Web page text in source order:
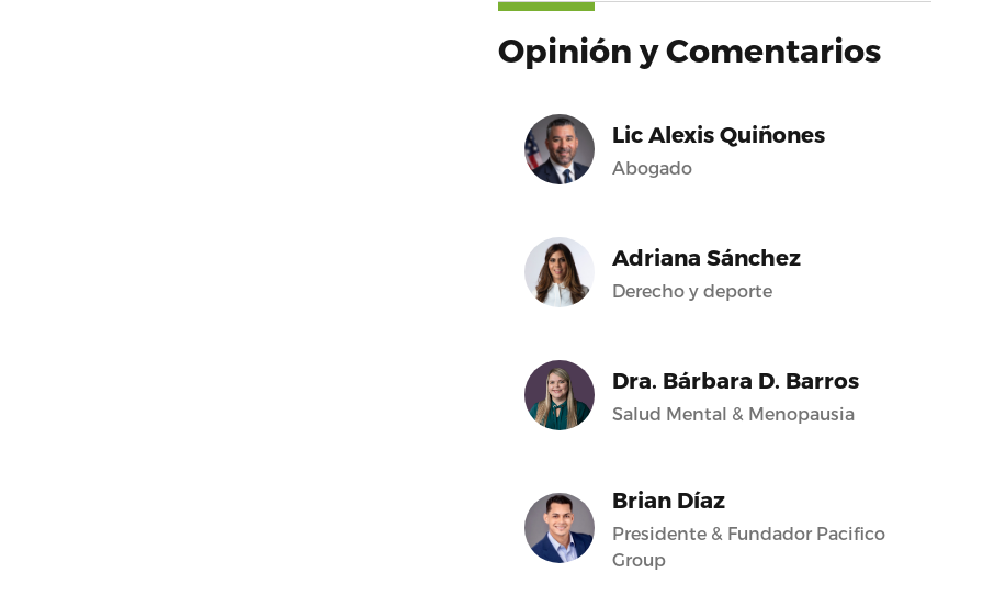
Opinión y Comentarios
Lic Alexis Quiñones
Abogado
Adriana Sánchez
Derecho y deporte
Dra. Bárbara D. Barros
Salud Mental & Menopausia
Brian Díaz
Presidente & Fundador Pacifico
Group